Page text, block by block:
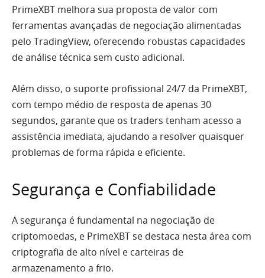
PrimeXBT melhora sua proposta de valor com
ferramentas avançadas de negociação alimentadas
pelo TradingView, oferecendo robustas capacidades
de análise técnica sem custo adicional.
Além disso, o suporte profissional 24/7 da PrimeXBT,
com tempo médio de resposta de apenas 30
segundos, garante que os traders tenham acesso a
assistência imediata, ajudando a resolver quaisquer
problemas de forma rápida e eficiente.
Segurança e Confiabilidade
A segurança é fundamental na negociação de
criptomoedas, e PrimeXBT se destaca nesta área com
criptografia de alto nível e carteiras de
armazenamento a frio.